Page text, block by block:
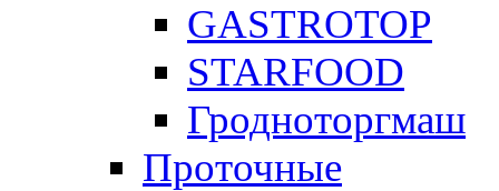
GASTROTOP
STARFOOD
Гродноторгмаш
Проточные